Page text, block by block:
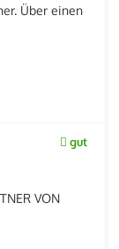
Über einen
gut
VON